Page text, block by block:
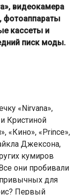
видеокамера
фотоаппараты
кассеты и
писк моды.
«Nirvana»,
Кристиной
«Кино», «Prince»,
Джексона,
кумиров
они пробивали
для
Первый